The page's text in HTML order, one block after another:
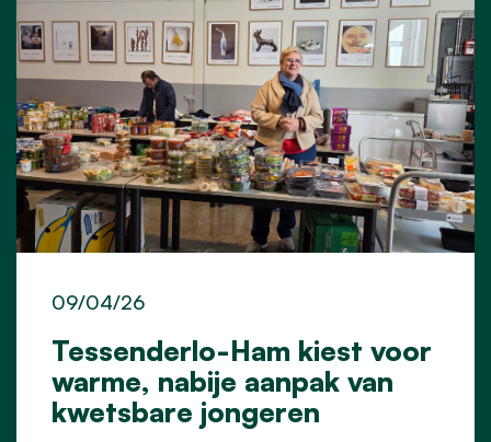
Tessenderlo-Ham kiest voor
warme, nabije aanpak van
kwetsbare jongeren
09/04/26